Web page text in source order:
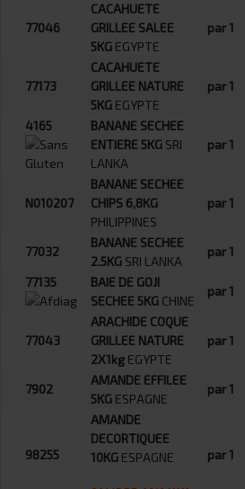
77046
CACAHUETE
GRILLEE SALEE
5KG EGYPTE
par 1
77173
CACAHUETE
GRILLEE NATURE
5KG EGYPTE
par 1
4165
BANANE SECHEE
ENTIERE 5KG SRI
LANKA
par 1
N010207
BANANE SECHEE
CHIPS 6,8KG
PHILIPPINES
par 1
77032
BANANE SECHEE
2.5KG SRI LANKA
par 1
77135
BAIE DE GOJI
SECHEE 5KG CHINE
par 1
77043
ARACHIDE COQUE
GRILLEE NATURE
2X1kg EGYPTE
par 1
7902
AMANDE EFFILEE
5KG ESPAGNE
par 1
98255
AMANDE
DECORTIQUEE
10KG ESPAGNE par 1